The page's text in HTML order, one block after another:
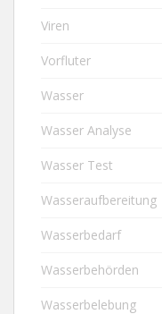
Viren
Vorfluter
Wasser
Wasser Analyse
Wasser Test
Wasseraufbereitung
Wasserbedarf
Wasserbehörden
Wasserbelebung